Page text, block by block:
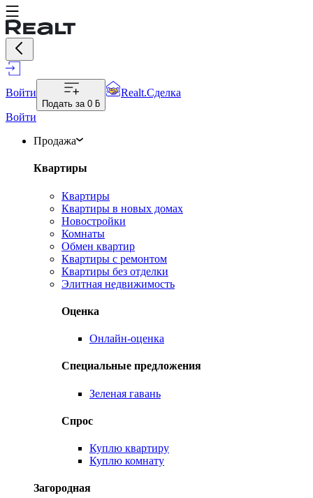
Войти
Подать за 0 ƃ
Realt.Сделка
Войти
Продажа
Квартиры
Квартиры
Квартиры в новых домах
Новостройки
Комнаты
Обмен квартир
Квартиры с ремонтом
Квартиры без отделки
Элитная недвижимость
Оценка
Онлайн-оценка
Специальные предложения
Зеленая гавань
Спрос
Куплю квартиру
Куплю комнату
Загородная